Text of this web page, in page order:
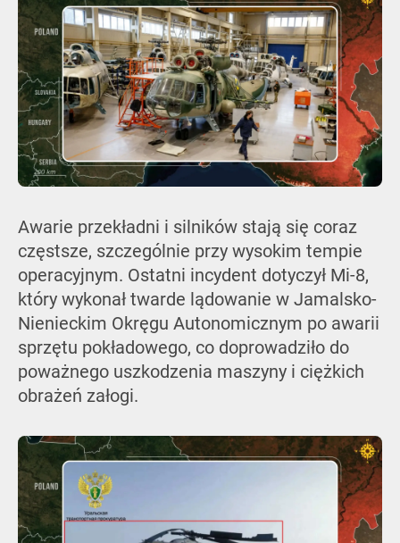
Awarie przekładni i silników stają się coraz
częstsze, szczególnie przy wysokim tempie
operacyjnym. Ostatni incydent dotyczył Mi-8,
który wykonał twarde lądowanie w Jamalsko-
Nienieckim Okręgu Autonomicznym po awarii
sprzętu pokładowego, co doprowadziło do
poważnego uszkodzenia maszyny i ciężkich
obrażeń załogi.